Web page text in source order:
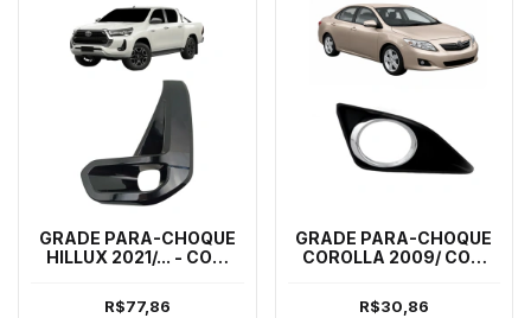
GRADE PARA-CHOQUE
HILLUX 2021/... - COM
R$77,86
GRADE PARA-CHOQUE
COROLLA 2009/ COM
CROMADO
R$30,86